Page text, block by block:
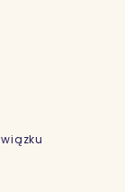
Home
na